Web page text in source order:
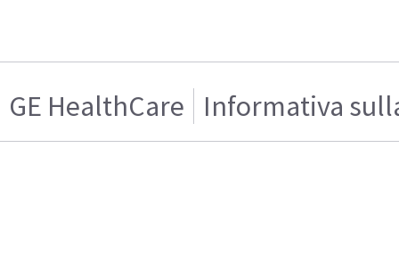
GE HealthCare Informativa